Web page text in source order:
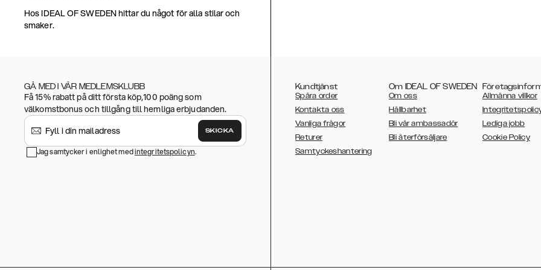
Hos IDEAL OF SWEDEN hittar du något för alla stilar och
smaker.
GÅ MED I VÅR MEDLEMSKLUBB
Få 15% rabatt på ditt första köp,100 poäng som
välkomstbonus och tillgång till hemliga erbjudanden.
SKICKA
Jag samtycker i enlighet medintegritetspolicyn.
Kundtjänst
Spåra order
Kontakta oss
Vanliga frågor
Returer
Samtyckeshantering
Om IDEAL OF SWEDEN
Om oss
Hållbarhet
Bli vår ambassadör
Bli återförsäljare
Allmänna villkor
Lediga jobb
Cookie Policy
AUSTRALIA